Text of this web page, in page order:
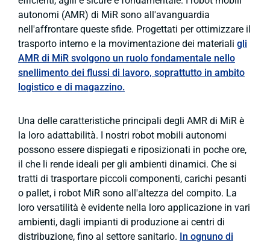
autonomi (AMR) di MiR sono all'avanguardia
nell'affrontare queste sfide. Progettati per ottimizzare il
trasporto interno e la movimentazione dei materiali gli
AMR di MiR svolgono un ruolo fondamentale nello
snellimento dei flussi di lavoro, soprattutto in ambito
logistico e di magazzino.
Una delle caratteristiche principali degli AMR di MiR è
la loro adattabilità. I nostri robot mobili autonomi
possono essere dispiegati e riposizionati in poche ore,
il che li rende ideali per gli ambienti dinamici. Che si
tratti di trasportare piccoli componenti, carichi pesanti
o pallet, i robot MiR sono all'altezza del compito. La
loro versatilità è evidente nella loro applicazione in vari
ambienti, dagli impianti di produzione ai centri di
distribuzione, fino al settore sanitario. In ognuno di